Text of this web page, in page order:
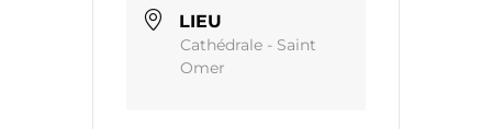
LIEU
Cathédrale - Saint
Omer